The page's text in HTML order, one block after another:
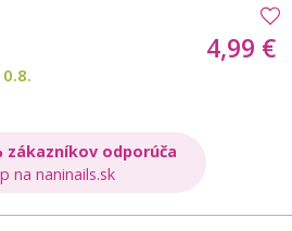
4,99 €
zákazníkov odporúča
na naninails.sk